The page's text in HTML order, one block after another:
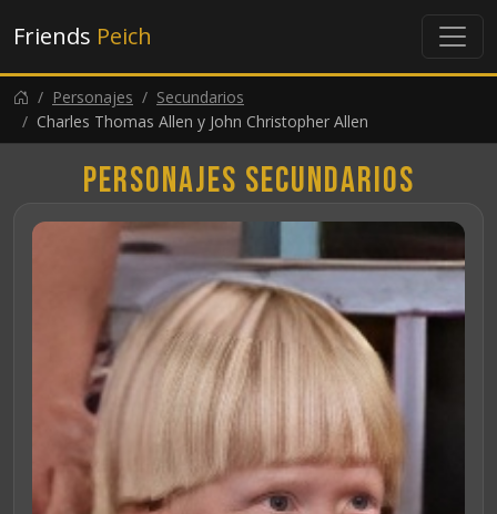
Friends Peich
Personajes
Secundarios
Charles Thomas Allen y John Christopher Allen
Personajes secundarios